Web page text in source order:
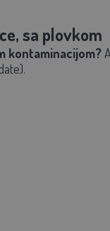
sa plovkom
kontaminacijom?